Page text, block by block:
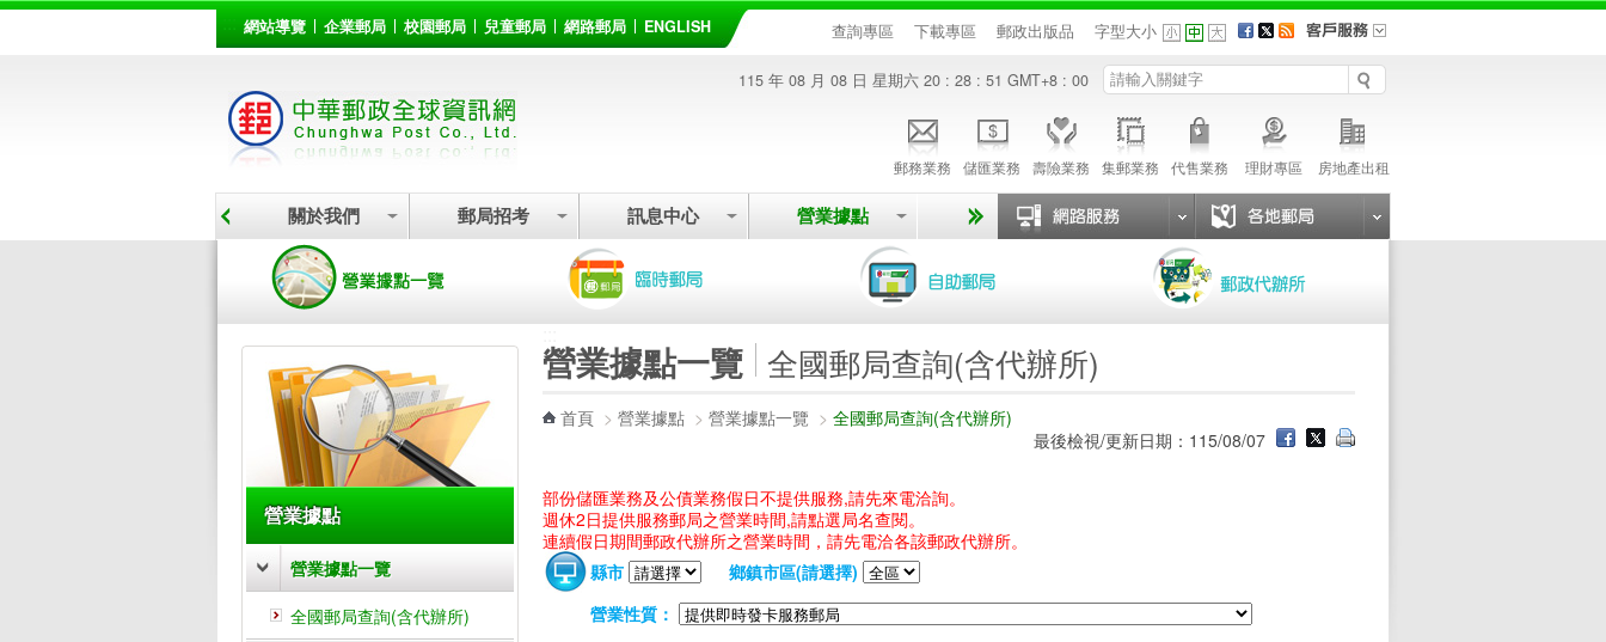
::: 網站導覽 企業郵局 校園郵局 兒童郵局 網路郵局 ENGLISH 查詢專區 下載專區 郵政出版品 字型大小
115 年 08 月 08 日 星期六 20 : 28 : 52 GMT+8 : 00
郵務業務 儲匯業務 壽險業務 集郵業務 代售業務 理財專區 房地產出租
關於我們 郵局招考 訊息中心 營業據點
營業據點
營業據點一覽
全國郵局查詢(含代辦所)
營業據點一覽 全國郵局查詢(含代辦所)
首頁 > 營業據點 > 營業據點一覽 > 全國郵局查詢(含代辦所)
最後檢視/更新日期：115/08/07
部份儲匯業務及公債業務假日不提供服務,請先來電洽詢。
週休2日提供服務郵局之營業時間,請點選局名查閱。
連續假日期間郵政代辦所之營業時間，請先電洽各該郵政代辦所。
縣市
鄉鎮市區(請選擇)
營業性質：